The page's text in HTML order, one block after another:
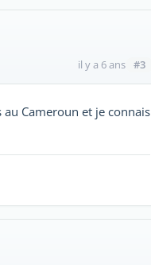
il y a 6 ans #3
Cameroun et je connais